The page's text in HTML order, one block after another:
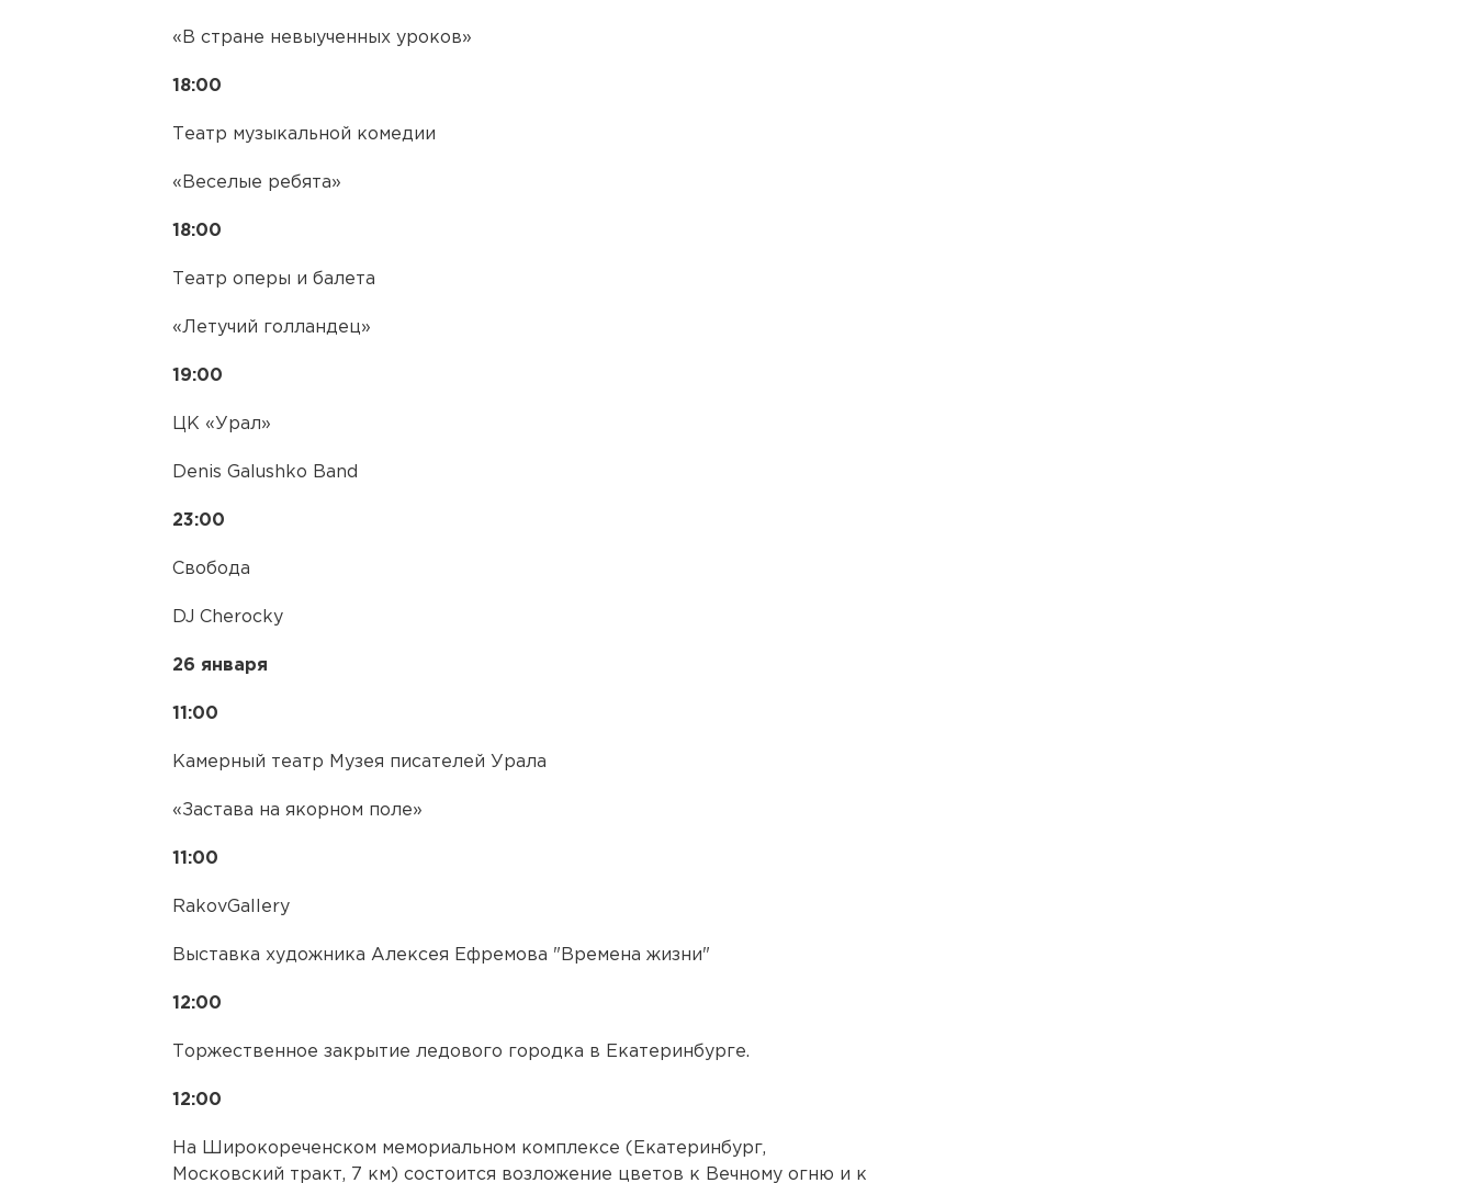
«В стране невыученных уроков»
18:00
Театр музыкальной комедии
«Веселые ребята»
18:00
Театр оперы и балета
«Летучий голландец»
19:00
ЦК «Урал»
Denis Galushko Band
23:00
Свобода
DJ Cherocky
26 января
11:00
Камерный театр Музея писателей Урала
«Застава на якорном поле»
11:00
RakovGallery
Выставка художника Алексея Ефремова "Времена жизни"
12:00
Торжественное закрытие ледового городка в Екатеринбурге.
12:00
На Широкореченском мемориальном комплексе (Екатеринбург,
Московский тракт, 7 км) состоится возложение цветов к Вечному огню и к